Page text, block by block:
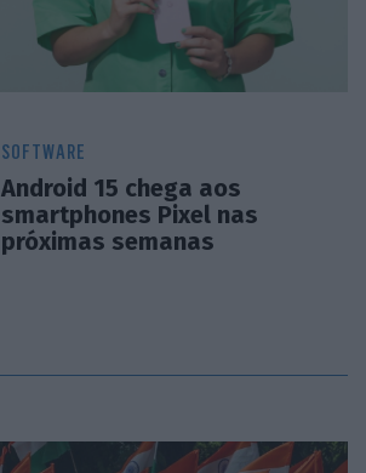
SOFTWARE
Android 15 chega aos
smartphones Pixel nas
próximas semanas